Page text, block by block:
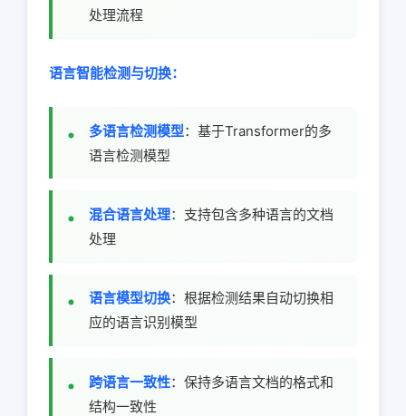
处理流程
语言智能检测与切换：
多语言检测模型：基于Transformer的多
语言检测模型
混合语言处理：支持包含多种语言的文档
处理
语言模型切换：根据检测结果自动切换相
应的语言识别模型
跨语言一致性：保持多语言文档的格式和
结构一致性